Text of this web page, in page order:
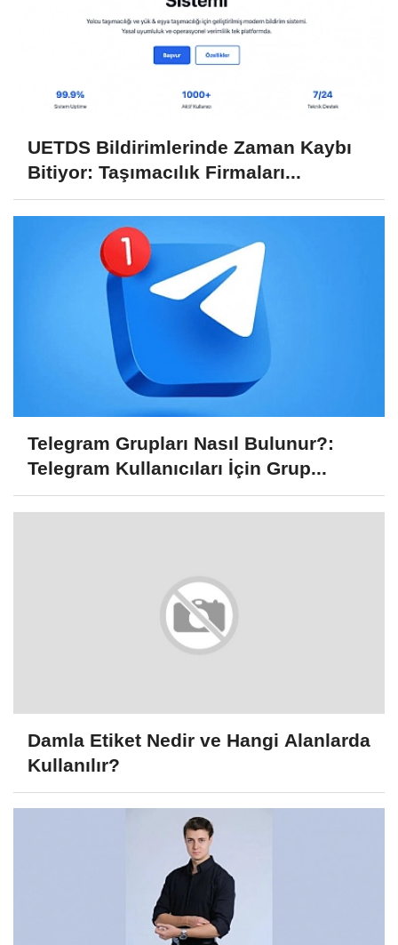
UETDS Bildirimlerinde Zaman Kaybı
Bitiyor: Taşımacılık Firmaları...
Telegram Grupları Nasıl Bulunur?:
Telegram Kullanıcıları İçin Grup...
Damla Etiket Nedir ve Hangi Alanlarda
Kullanılır?